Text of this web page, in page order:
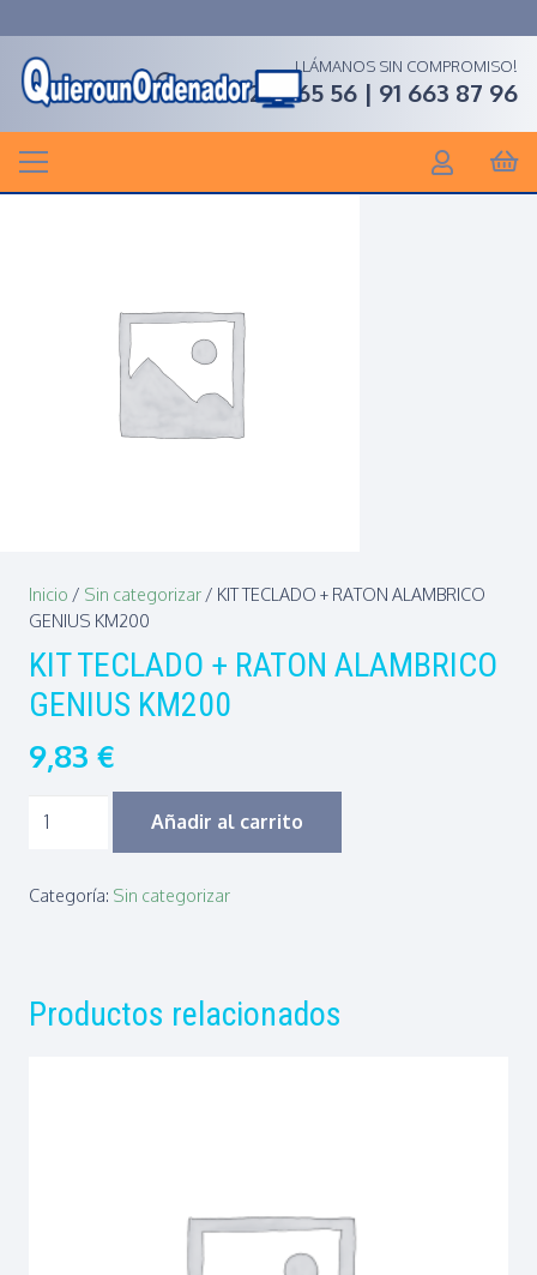
LLÁMANOS SIN COMPROMISO!
91 268 65 56 | 91 663 87 96
Inicio / Sin categorizar / KIT TECLADO + RATON ALAMBRICO
GENIUS KM200
KIT TECLADO + RATON ALAMBRICO
GENIUS KM200
9,83 €
KIT
RATON
KM200
Añadir al carrito
Categoría: Sin categorizar
Productos relacionados